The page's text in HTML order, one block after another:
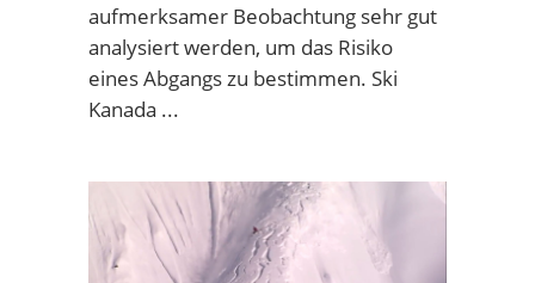
aufmerksamer Beobachtung sehr gut
analysiert werden, um das Risiko
eines Abgangs zu bestimmen. Ski
Kanada